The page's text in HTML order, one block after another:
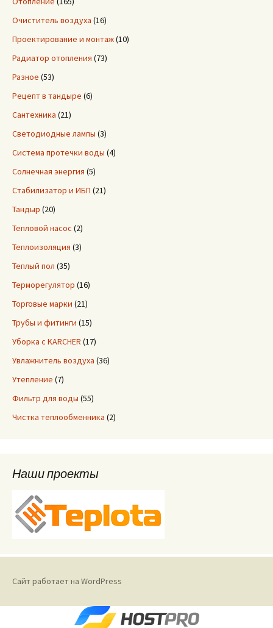
Очиститель воздуха (16)
Проектирование и монтаж(10)
Радиатор отопления (73)
Разное (53)
Рецепт в тандыре (6)
Сантехника (21)
Светодиодные лампы (3)
Система протечки воды (4)
Солнечная энергия (5)
Стабилизатор и ИБП (21)
Тандыр (20)
Тепловой насос (2)
Теплоизоляция (3)
Теплый пол (35)
Терморегулятор (16)
Торговые марки (21)
Трубы и фитинги (15)
Уборка с KARCHER (17)
Увлажнитель воздуха (36)
Утепление (7)
Фильтр для воды (55)
Чистка теплообменника (2)
Наши проекты
Сайт работает на WordPress